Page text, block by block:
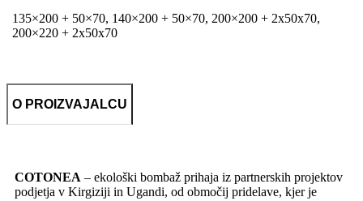
135×200 + 50×70, 140×200 + 50×70, 200×200 + 2x50x70,
200×220 + 2x50x70
O PROIZVAJALCU
COTONEA – ekološki bombaž prihaja iz partnerskih projektov
podjetja v Kirgiziji in Ugandi, od območij pridelave, kjer je